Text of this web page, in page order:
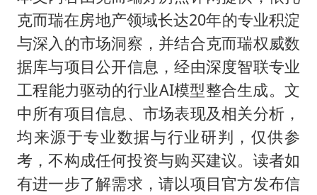
克而瑞在房地产领域长达20年的专业积淀
与深入的市场洞察，并结合克而瑞权威数
据库与项目公开信息，经由深度智联专业
工程能力驱动的行业AI模型整合生成。文
中所有项目信息、市场表现及相关分析，
均来源于专业数据与行业研判，仅供参
考，不构成任何投资与购买建议。读者如
有进一步了解需求，请以项目官方发布信